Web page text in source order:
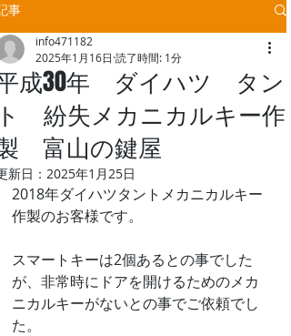
事
成30年 ダイハツ タン
紛失メカニカルキー作
富山の鍵屋
info471182
2025年1月16日 読了時間: 1分
新日： 2025年1月25日
2018年ダイハツタントメカニカルキー
作製のお客様です。
スマートキーは2個あるとの事でした
が、非常時にドアを開けるためのメカ
ニカルキーがないとの事でご依頼でし
た。